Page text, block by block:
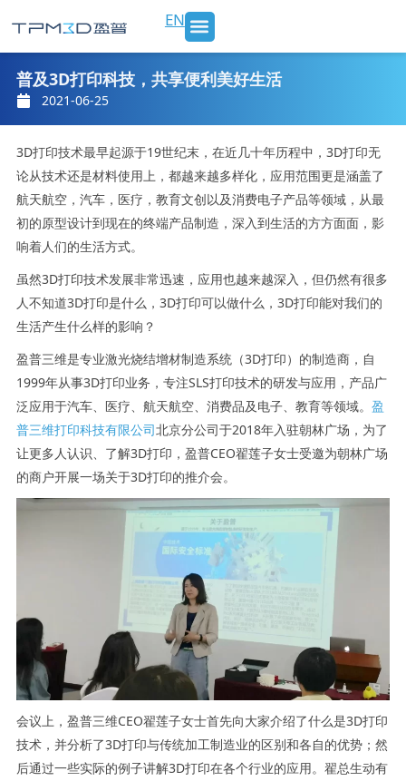
至
内
EN
普及3D打印科技，共享便利美好生活
2021-06-25
3D打印技术最早起源于19世纪末，在近几十年历程中，3D打印无
论从技术还是材料使用上，都越来越多样化，应用范围更是涵盖了
航天航空，汽车，医疗，教育文创以及消费电子产品等领域，从最
初的原型设计到现在的终端产品制造，深入到生活的方方面面，影
响着人们的生活方式。
虽然3D打印技术发展非常迅速，应用也越来越深入，但仍然有很多
人不知道3D打印是什么，3D打印可以做什么，3D打印能对我们的
生活产生什么样的影响？
盈普三维是专业激光烧结增材制造系统（3D打印）的制造商，自
1999年从事3D打印业务，专注SLS打印技术的研发与应用，产品广
泛应用于汽车、医疗、航天航空、消费品及电子、教育等领域。 盈
普三维打印科技有限公司北京分公司于2018年入驻朝林广场，为了
让更多人认识、了解3D打印，盈普CEO翟莲子女士受邀为朝林广场
的商户开展一场关于3D打印的推介会。
会议上，盈普三维CEO翟莲子女士首先向大家介绍了什么是3D打印
技术，并分析了3D打印与传统加工制造业的区别和各自的优势；然
后通过一些实际的例子讲解3D打印在各个行业的应用。翟总生动有